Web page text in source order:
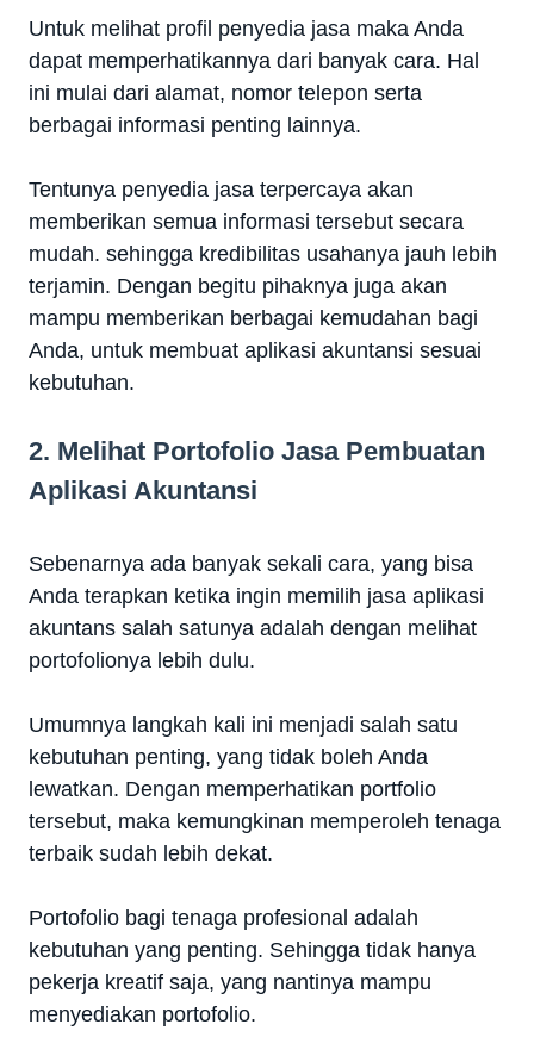
Untuk melihat profil penyedia jasa maka Anda
dapat memperhatikannya dari banyak cara. Hal
ini mulai dari alamat, nomor telepon serta
berbagai informasi penting lainnya.
Tentunya penyedia jasa terpercaya akan
memberikan semua informasi tersebut secara
mudah. sehingga kredibilitas usahanya jauh lebih
terjamin. Dengan begitu pihaknya juga akan
mampu memberikan berbagai kemudahan bagi
Anda, untuk membuat aplikasi akuntansi sesuai
kebutuhan.
2. Melihat Portofolio Jasa Pembuatan
Aplikasi Akuntansi
Sebenarnya ada banyak sekali cara, yang bisa
Anda terapkan ketika ingin memilih jasa aplikasi
akuntans salah satunya adalah dengan melihat
portofolionya lebih dulu.
Umumnya langkah kali ini menjadi salah satu
kebutuhan penting, yang tidak boleh Anda
lewatkan. Dengan memperhatikan portfolio
tersebut, maka kemungkinan memperoleh tenaga
terbaik sudah lebih dekat.
Portofolio bagi tenaga profesional adalah
kebutuhan yang penting. Sehingga tidak hanya
pekerja kreatif saja, yang nantinya mampu
menyediakan portofolio.